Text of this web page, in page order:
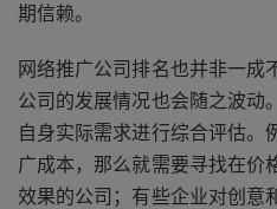
期信赖。
网络推广公司排名也并非一成
公司的发展情况也会随之波动
自身实际需求进行综合评估。
广成本，那么就需要寻找在价
效果的公司；有些企业对创意